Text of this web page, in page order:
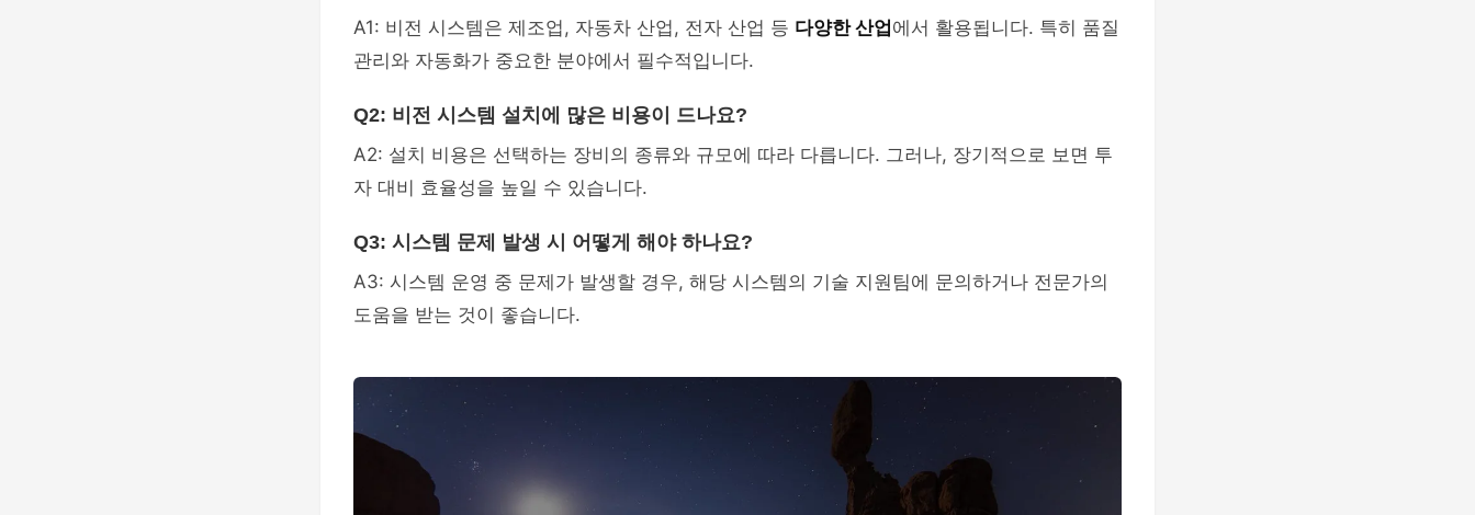
A1: 비전 시스템은 제조업, 자동차 산업, 전자 산업 등 다양한 산업 에서 활용됩니다. 특히 품질
관리와 자동화가 중요한 분야에서 필수적입니다.
Q2: 비전 시스템 설치에 많은 비용이 드나요?
A2: 설치 비용은 선택하는 장비의 종류와 규모에 따라 다릅니다. 그러나, 장기적으로 보면 투
자 대비 효율성을 높일 수 있습니다.
Q3: 시스템 문제 발생 시 어떻게 해야 하나요?
A3: 시스템 운영 중 문제가 발생할 경우, 해당 시스템의 기술 지원팀에 문의하거나 전문가의
도움을 받는 것이 좋습니다.